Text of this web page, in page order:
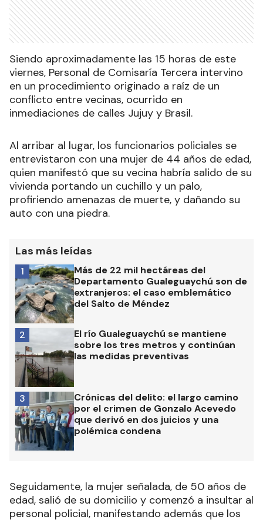
Siendo aproximadamente las 15 horas de este
viernes, Personal de Comisaría Tercera intervino
en un procedimiento originado a raíz de un
conflicto entre vecinas, ocurrido en
inmediaciones de calles Jujuy y Brasil.
Al arribar al lugar, los funcionarios policiales se
entrevistaron con una mujer de 44 años de edad,
quien manifestó que su vecina habría salido de su
vivienda portando un cuchillo y un palo,
profiriendo amenazas de muerte, y dañando su
auto con una piedra.
Las más leídas
Más de 22 mil hectáreas del
Departamento Gualeguaychú son de
extranjeros: el caso emblemático
del Salto de Méndez
1
El río Gualeguaychú se mantiene
sobre los tres metros y continúan
las medidas preventivas
2
Crónicas del delito: el largo camino
por el crimen de Gonzalo Acevedo
que derivó en dos juicios y una
polémica condena
3
Seguidamente, la mujer señalada, de 50 años de
edad, salió de su domicilio y comenzó a insultar al
personal policial, manifestando además que los